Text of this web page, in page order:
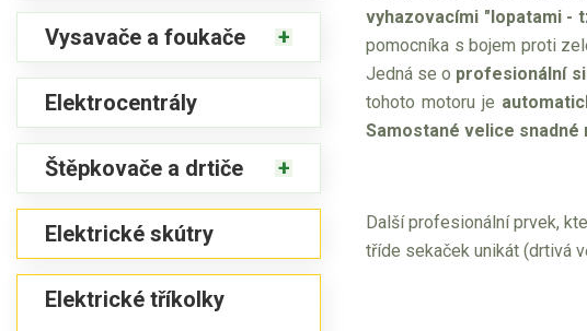
Vysavače a foukače
Elektrocentrály
Štěpkovače a drtiče
Elektrické skútry
Elektrické tříkolky
vyhazovacími "lopatami -
pomocníka s bojem proti
Jedná se o profesionální
tohoto motoru je
Samostané velice snadné
Další profesionální prvek,
tříde sekaček unikát (drtivá